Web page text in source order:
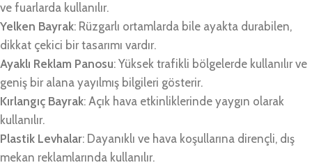
ve fuarlarda kullanılır.
Yelken Bayrak: Rüzgarlı ortamlarda bile ayakta durabilen,
dikkat çekici bir tasarımı vardır.
Ayaklı Reklam Panosu: Yüksek trafikli bölgelerde kullanılır ve
geniş bir alana yayılmış bilgileri gösterir.
Kırlangıç Bayrak: Açık hava etkinliklerinde yaygın olarak
kullanılır.
Plastik Levhalar: Dayanıklı ve hava koşullarına dirençli, dış
mekan reklamlarında kullanılır.